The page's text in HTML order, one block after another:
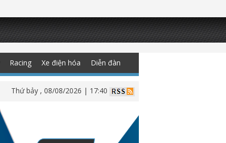
Racing Xe điện hóa Diễn đàn
Thứ bảy , 08/08/2026 | 17:40